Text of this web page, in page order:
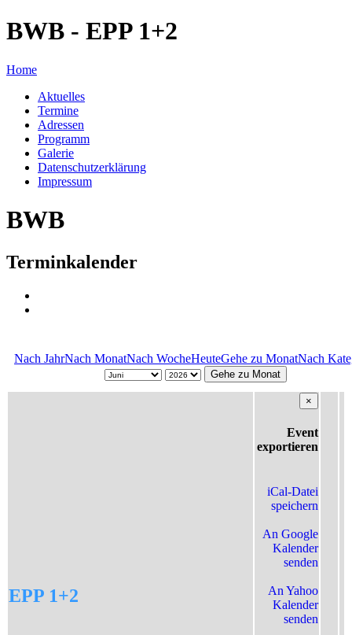
BWB - EPP 1+2
Home
Aktuelles
Termine
Adressen
Programm
Galerie
Datenschutzerklärung
Impressum
BWB
Terminkalender
Nach JahrNach MonatNach WocheHeuteGehe zu MonatNach
Gehe zu Monat
EPP 1+2
×
Event
exportieren
iCal-Datei
speichern
An Google
Kalender
senden
An Yahoo
Kalender
senden